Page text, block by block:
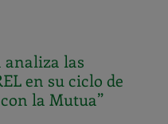
las
en su ciclo de
la Mutua”